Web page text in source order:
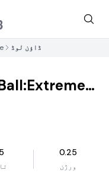
ڈاؤن لوڈ
0.25
ورژن